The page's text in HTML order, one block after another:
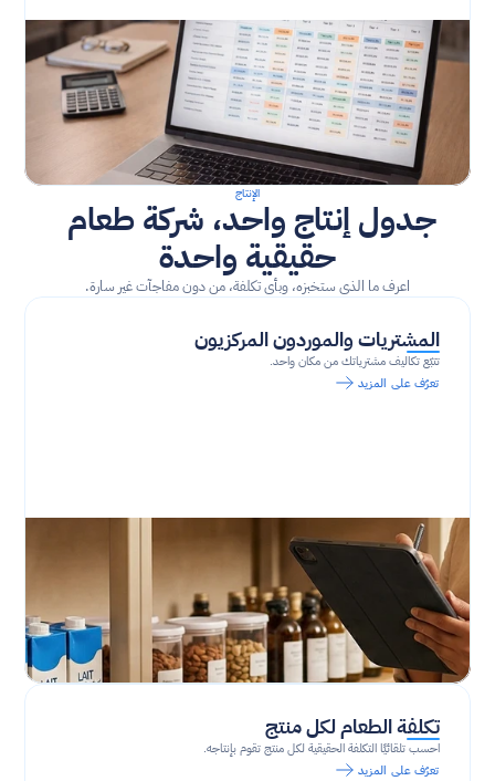
الإنتاج
حقيقية واحدة
اعرف ما الذي ستخبزه، وبأي تكلفة، من دون مفاجآت غير سارة.
المشتريات والموردون المركزيون
تتبّع تكاليف مشترياتك من مكان واحد.
تعرّف على المزيد
تكلفة الطعام لكل منتج
احسب تلقائيًا التكلفة الحقيقية لكل منتج تقوم بإنتاجه.
تعرّف على المزيد